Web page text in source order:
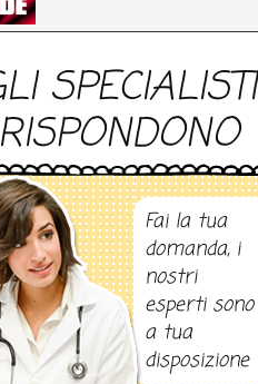
SPECIALISTI
RISPONDONO
Fai la tua
domanda, i
nostri
esperti sono
a tua
disposizione